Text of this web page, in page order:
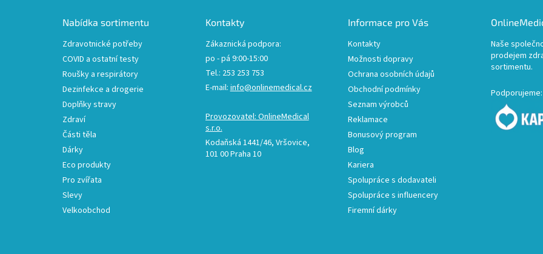
Nabídka sortimentu
Zdravotnické potřeby
COVID a ostatní testy
Roušky a respirátory
Dezinfekce a drogerie
Doplňky stravy
Zdraví
Části těla
Dárky
Eco produkty
Pro zvířata
Slevy
Velkoobchod
Kontakty
Zákaznická podpora:
po - pá 9:00-15:00
Tel.: 253 253 753
E-mail: info@onlinemedical.cz
Provozovatel: OnlineMedical
s.r.o.
Kodaňská 1441/46, Vršovice,
101 00 Praha 10
Informace pro Vás
Kontakty
Možnosti dopravy
Ochrana osobních údajů
Obchodní podmínky
Seznam výrobců
Reklamace
Bonusový program
Blog
Kariera
Spolupráce s dodavateli
Spolupráce s influencery
Firemní dárky
Naše
prodejem
sortimentu.
Podporujeme: